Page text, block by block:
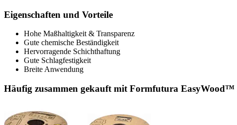
Eigenschaften und Vorteile
Hohe Maßhaltigkeit & Transparenz
Gute chemische Beständigkeit
Hervorragende Schichthaftung
Gute Schlagfestigkeit
Breite Anwendung
Häufig zusammen gekauft mit Formfutura EasyWood™